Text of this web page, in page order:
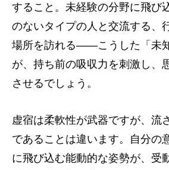
すること。未経験の分野に飛び
のないタイプの人と交流する、
場所を訪れる――こうした「未知
が、持ち前の吸収力を刺激し、
させるでしょう。
虚宿は柔軟性が武器ですが、流
であることは違います。自分の
に飛び込む能動的な姿勢が、受